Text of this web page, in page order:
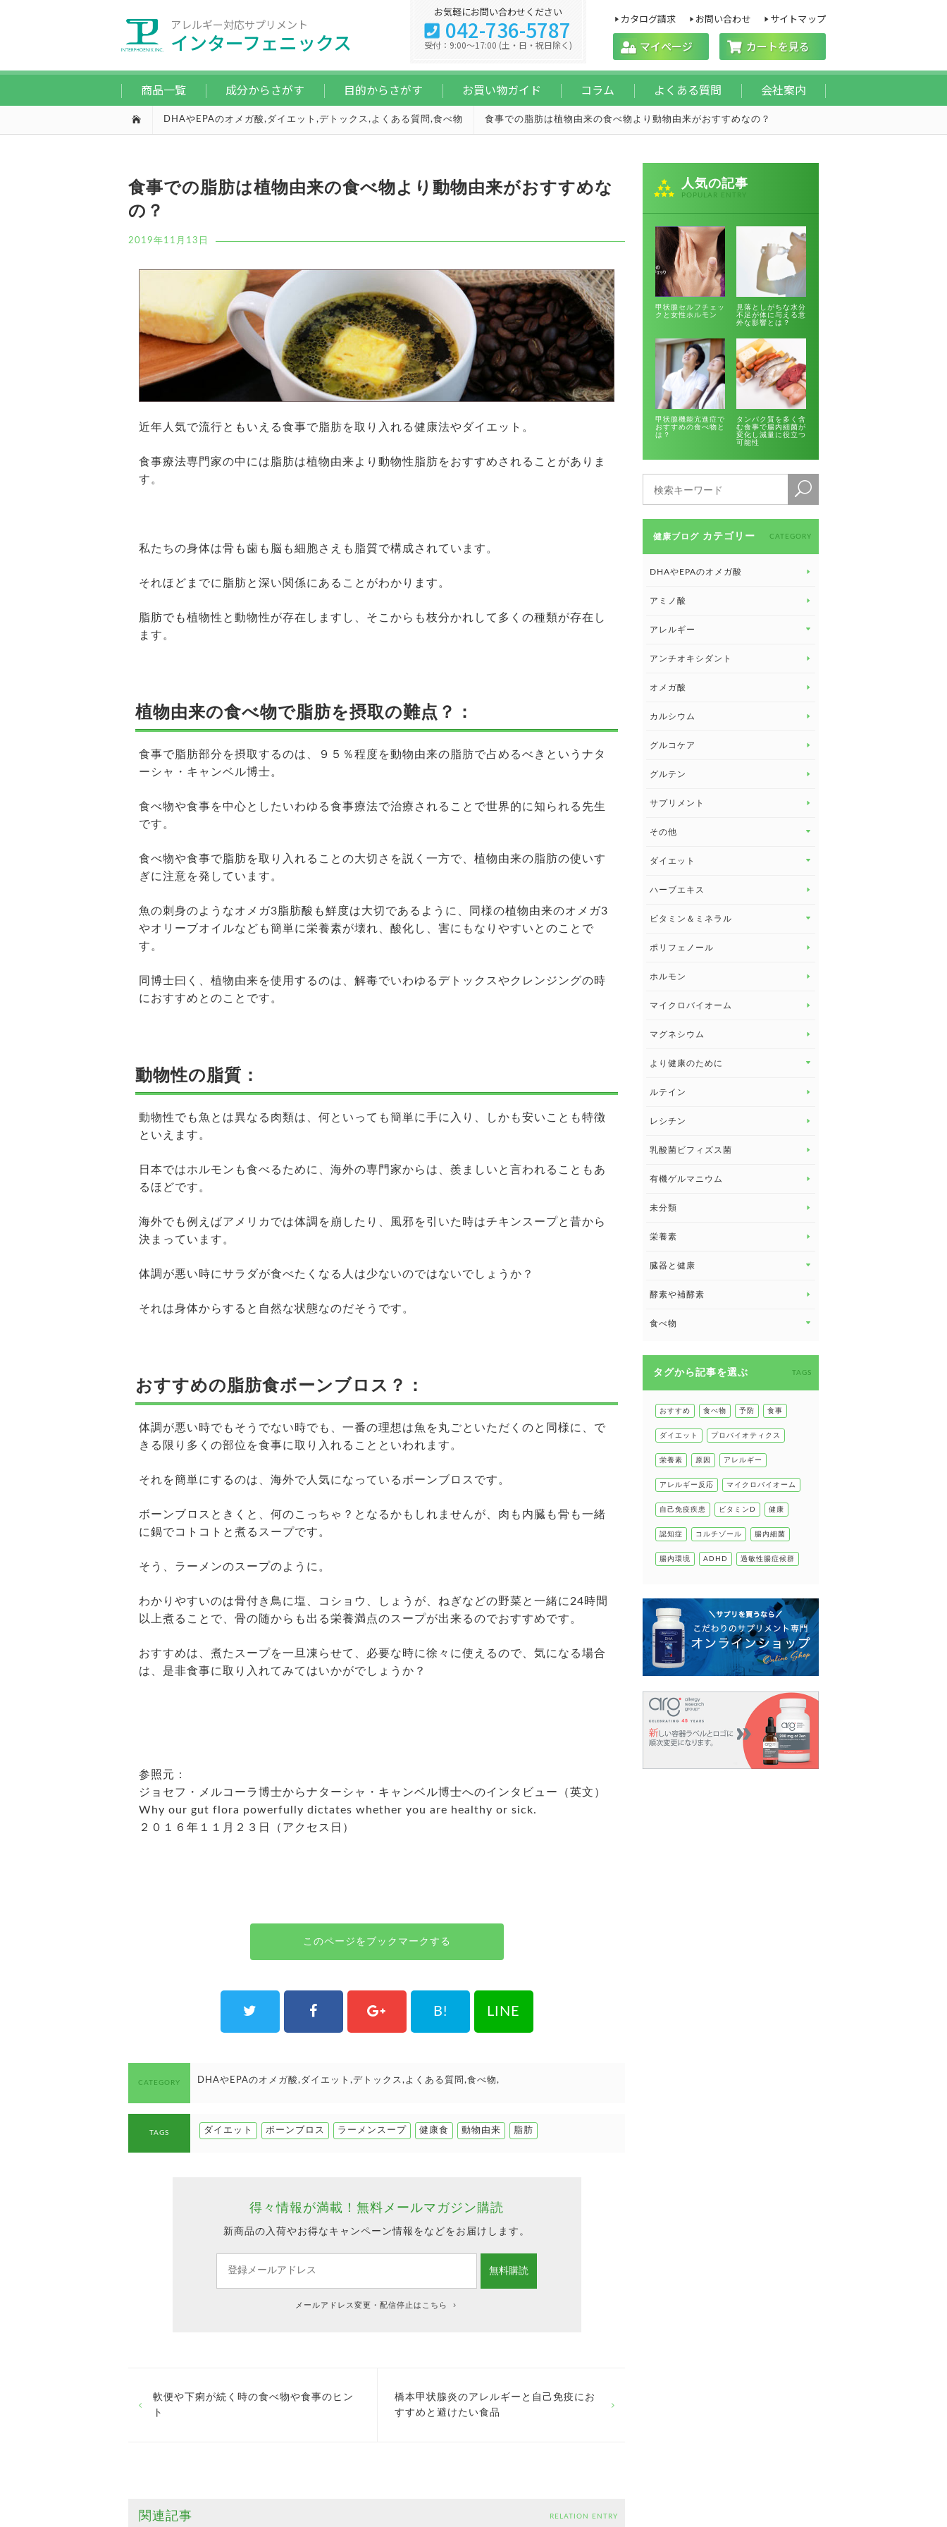
アレルギー対応サプリメント
インターフェニックス マイページ カートを見る
商品一覧 成分からさがす 目的からさがす お買い物ガイド コラム よくある質問 会社案内
カタログ請求 お問い合わせ サイトマップ
お気軽にお問い合わせください
042-736-5787
受付：9:00～17:00 (土・日・祝日除く)
DHAやEPAのオメガ酸,ダイエット ,デトックス,よくある質問 ,食べ物 食事での脂肪は植物由来の食べ物より動物由来がおすすめなの？
食事での脂肪は植物由来の食べ物より動物由来がおすすめな
の？
2019年11月13日
近年人気で流行ともいえる食事で脂肪を取り入れる健康法やダイエット。
食事療法専門家の中には脂肪は植物由来より動物性脂肪をおすすめされることがありま
す。
私たちの身体は骨も歯も脳も細胞さえも脂質で構成されています。
それほどまでに脂肪と深い関係にあることがわかります。
脂肪でも植物性と動物性が存在しますし、そこからも枝分かれして多くの種類が存在し
ます。
植物由来の食べ物で脂肪を摂取の難点？：
食事で脂肪部分を摂取するのは、９５％程度を動物由来の脂肪で占めるべきというナタ
ーシャ・キャンベル博士。
食べ物や食事を中心としたいわゆる食事療法で治療されることで世界的に知られる先生
です。
食べ物や食事で脂肪を取り入れることの大切さを説く一方で、植物由来の脂肪の使いす
ぎに注意を発しています。
魚の刺身のようなオメガ3脂肪酸も鮮度は大切であるように、同様の植物由来のオメガ3
やオリーブオイルなども簡単に栄養素が壊れ、酸化し、害にもなりやすいとのことで
す。
同博士曰く、植物由来を使用するのは、解毒でいわゆるデトックスやクレンジングの時
におすすめとのことです。
動物性の脂質：
動物性でも魚とは異なる肉類は、何といっても簡単に手に入り、しかも安いことも特徴
といえます。
日本ではホルモンも食べるために、海外の専門家からは、羨ましいと言われることもあ
るほどです。
海外でも例えばアメリカでは体調を崩したり、風邪を引いた時はチキンスープと昔から
決まっています。
体調が悪い時にサラダが食べたくなる人は少ないのではないでしょうか？
それは身体からすると自然な状態なのだそうです。
おすすめの脂肪食ボーンブロス？：
体調が悪い時でもそうでない時でも、一番の理想は魚を丸ごといただくのと同様に、で
きる限り多くの部位を食事に取り入れることといわれます。
それを簡単にするのは、海外で人気になっているボーンブロスです。
ボーンブロスときくと、何のこっちゃ？となるかもしれませんが、肉も内臓も骨も一緒
に鍋でコトコトと煮るスープです。
そう、ラーメンのスープのように。
わかりやすいのは骨付き鳥に塩、コショウ、しょうが、ねぎなどの野菜と一緒に24時間
以上煮ることで、骨の随からも出る栄養満点のスープが出来るのでおすすめです。
おすすめは、煮たスープを一旦凍らせて、必要な時に徐々に使えるので、気になる場合
は、是非食事に取り入れてみてはいかがでしょうか？
参照元：
ジョセフ・メルコーラ博士からナターシャ・キャンベル博士へのインタビュー（英文）
Why our gut flora powerfully dictates whether you are healthy or sick.
２０１６年１１月２３日（アクセス日）
このページをブックマークする
B! LINE
CATEGORY DHAやEPAのオメガ酸 ダイエット デトックス よくある質問 食べ物
TAGS ダイエット ボーンブロス ラーメンスープ 健康食 動物由来 脂肪
得々情報が満載！ 無料メールマガジン購読
新商品の入荷やお得なキャンペーン情報をなどをお届けします。
メールアドレス変更・配信停止はこちら
軟便や下痢が続く時の食べ物や食事のヒン
ト
橋本甲状腺炎のアレルギーと自己免疫にお
すすめと避けたい食品
関連記事 RELATION ENTRY
人気の記事
POPULAR ENTRY
甲状腺セルフチェッ
クと女性ホルモン
見落としがちな水分
不足が体に与える意
外な影響とは？
甲状腺機能亢進症で
おすすめの食べ物と
は？
タンパク質を多く含
む食事で腸内細菌が
変化し減量に役立つ
可能性
健康ブログ カテゴリー CATEGORY
DHAやEPAのオメガ酸
アミノ酸
アレルギー
アレルギー トップ
アンチオキシダント
オメガ酸
カルシウム
グルコケア
グルテン
サプリメント
その他
その他 トップ
健康セミナー
ダイエット
ダイエット トップ
ハーブエキス
ビタミン＆ミネラル
ビタミン＆ミネラル トップ
ビタミンE
ポリフェノール
ホルモン
マイクロバイオーム
マグネシウム
より健康のために
より健康のために トップ
眼の健康
睡眠
ルテイン
レシチン
乳酸菌ビフィズス菌
有機ゲルマニウム
未分類
栄養素
臓器と健康
臓器と健康 トップ
甲状腺
肌
肝臓の健康
腸の健康
酵素や補酵素
食べ物
健康食
タグから記事を選ぶ TAGS
おすすめ 食べ物 予防 食事
ダイエット プロバイオティクス
栄養素 原因 アレルギー
アレルギー反応 マイクロバイオーム
自己免疫疾患 ビタミンD 健康
認知症 コルチゾール 腸内細菌
腸内環境 ADHD 過敏性腸症候群